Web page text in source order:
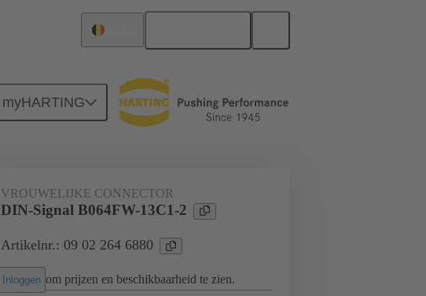
myHARTING
VROUWELIJKE CONNECTOR
DIN-Signal B064FW-13C1-2
Artikelnr.: 09 02 264 6880
Inloggen om prijzen en beschikbaarheid te zien.